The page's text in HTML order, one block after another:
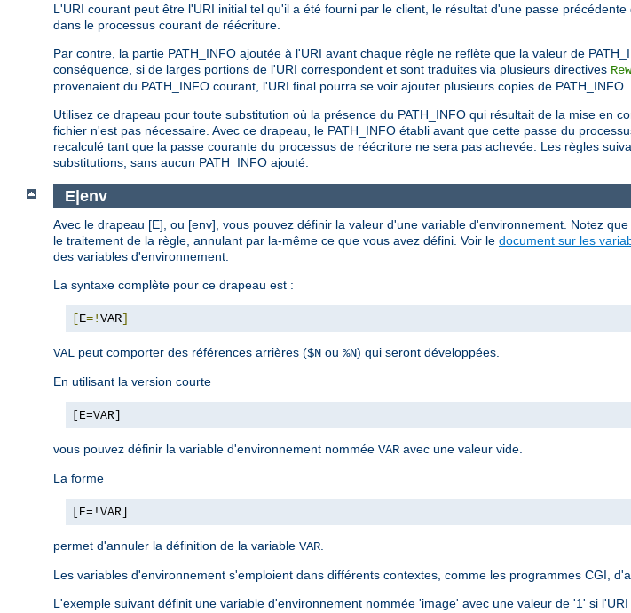
L'URI courant peut être l'URI initial tel qu'il a été fourni par le client, le résultat d'une passe
dans le processus courant de réécriture.
Par contre, la partie PATH_INFO ajoutée à l'URI avant chaque règle ne reflète que la valeur de
conséquence, si de larges portions de l'URI correspondent et sont traduites via plusieurs directives
provenaient du PATH_INFO courant, l'URI final pourra se voir ajouter plusieurs copies de PATH_INFO.
Utilisez ce drapeau pour toute substitution où la présence du PATH_INFO qui résultait de la mise en
fichier n'est pas nécessaire. Avec ce drapeau, le PATH_INFO établi avant que cette passe du
recalculé tant que la passe courante du processus de réécriture ne sera pas achevée. Les règles
substitutions, sans aucun PATH_INFO ajouté.
E|env
Avec le drapeau [E], ou [env], vous pouvez définir la valeur d'une variable d'environnement. Notez
le traitement de la règle, annulant par la-même ce que vous avez défini. Voir le document sur les
des variables d'environnement.
La syntaxe complète pour ce drapeau est :
[E=!VAR]
VAL peut comporter des références arrières ($N ou %N) qui seront développées.
En utilisant la version courte
[E=VAR]
vous pouvez définir la variable d'environnement nommée VAR avec une valeur vide.
La forme
[E=!VAR]
permet d'annuler la définition de la variable VAR.
Les variables d'environnement s'emploient dans différents contextes, comme les programmes CGI,
L'exemple suivant définit une variable d'environnement nommée 'image' avec une valeur de '1' si